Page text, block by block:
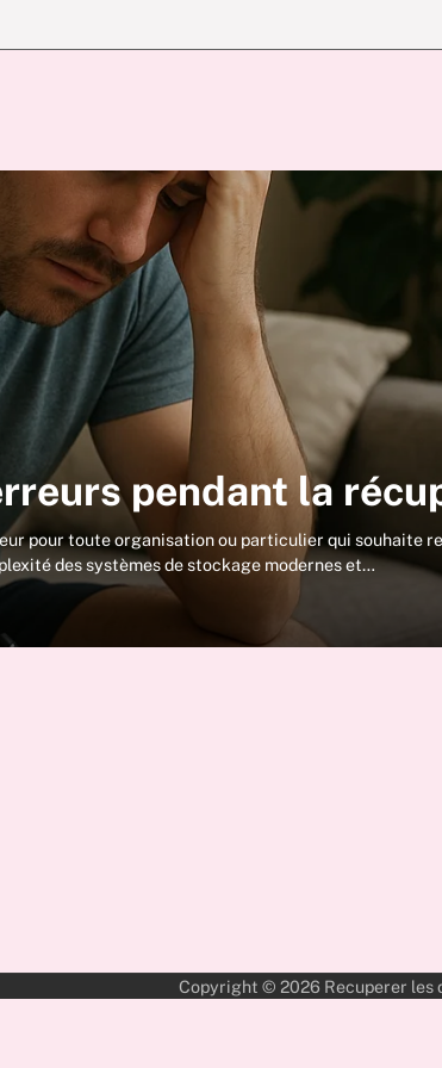
pendant la
pour toute organisation ou particulier qui souhaite
des systèmes de stockage modernes et…
Copyright © 2026 Recuperer les